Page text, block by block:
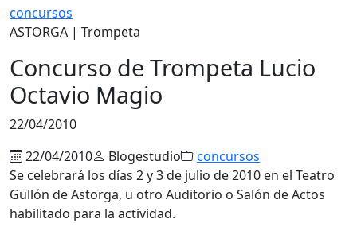
concursos
ASTORGA | Trompeta
Concurso de Trompeta Lucio
Octavio Magio
22/04/2010
22/04/2010
Blogestudio
concursos
Se celebrará los días 2 y 3 de julio de 2010 en el Teatro
Gullón de Astorga, u otro Auditorio o Salón de Actos
habilitado para la actividad.